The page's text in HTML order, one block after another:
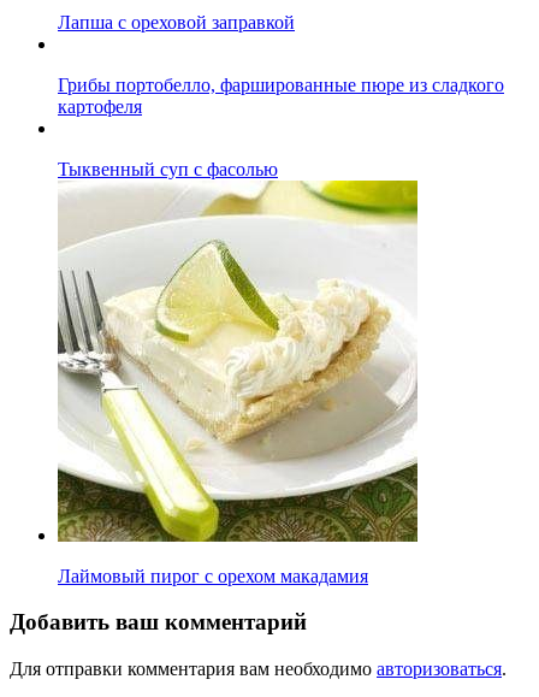
Лапша с ореховой заправкой
Грибы портобелло, фаршированные пюре из сладкого
картофеля
Тыквенный суп с фасолью
Лаймовый пирог с орехом макадамия
Добавить ваш комментарий
Для отправки комментария вам необходимо авторизоваться.